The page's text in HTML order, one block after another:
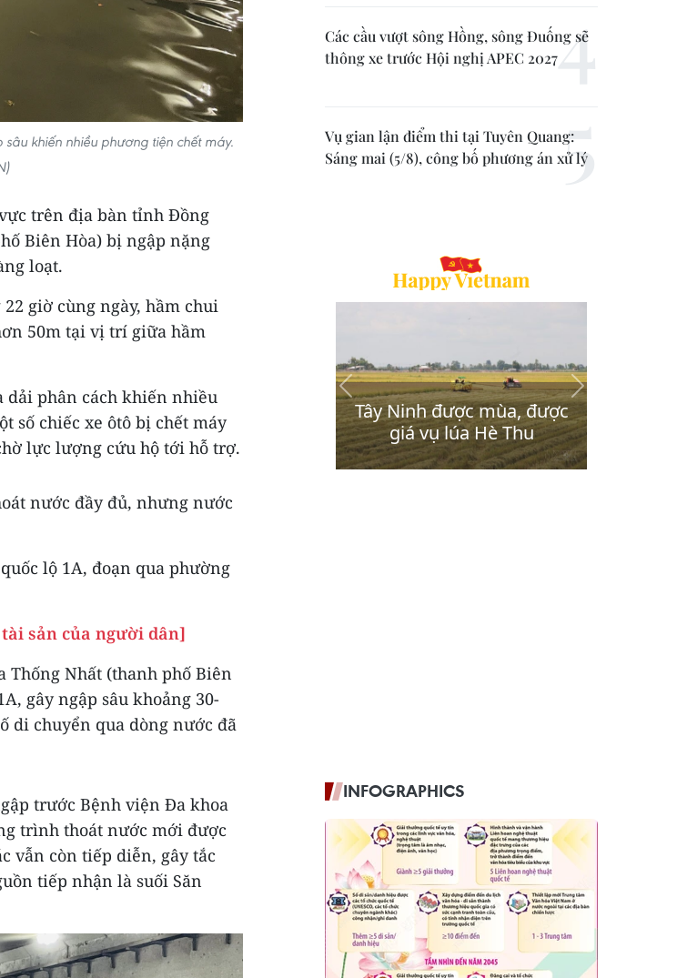
khiến nhiều phương tiện chết máy.
trên địa bàn tỉnh Đồng
Biên Hòa) bị ngập nặng
loạt.
giờ cùng ngày, hầm chui
50m tại vị trí giữa hầm
dải phân cách khiến nhiều
số chiếc xe ôtô bị chết máy
lực lượng cứu hộ tới hỗ trợ.
nước đầy đủ, nhưng nước
lộ 1A, đoạn qua phường
sản của người dân]
Nhất (thanh phố Biên
gây ngập sâu khoảng 30-
di chuyển qua dòng nước đã
trước Bệnh viện Đa khoa
trình thoát nước mới được
vẫn còn tiếp diễn, gây tắc
tiếp nhận là suối Săn
Các cầu vượt sông Hồng, sông Đuống sẽ
thông xe trước Hội nghị APEC 2027
Vụ gian lận điểm thi tại Tuyên Quang:
Sáng mai (5/8), công bố phương án xử lý
INFOGRAPHICS